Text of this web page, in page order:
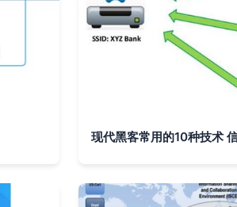
现代黑客常用的10种技术